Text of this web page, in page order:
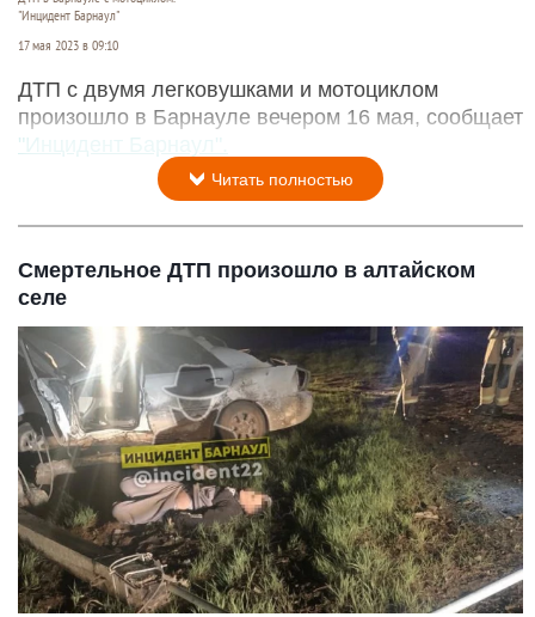
"Инцидент Барнаул"
17 мая 2023 в 09:10
ДТП с двумя легковушками и мотоциклом
произошло в Барнауле вечером 16 мая, сообщает
"Инцидент Барнаул".
Читать полностью
Смертельное ДТП произошло в алтайском
селе